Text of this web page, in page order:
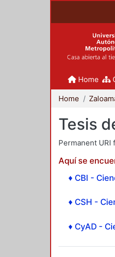
Home
Home
Tesis
Permanent
Aquí se
♦ CBI -
♦ CSH -
♦ CyAD -